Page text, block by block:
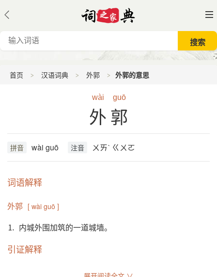
首页 汉语词典 外郭 外郭的意思
wài guō
外郭
拼音 wài guō 注音 ㄨㄞˋ ㄍㄨㄛ
词语解释
外郭 [ wài guō ]
⒈ 内城外围加筑的一道城墙。
引证解释
⒈ 内城外围加筑的一道城墙。